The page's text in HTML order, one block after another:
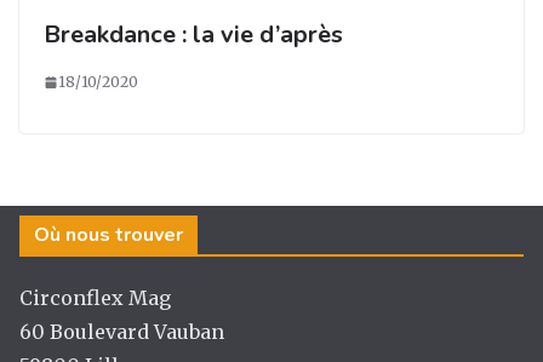
Breakdance : la vie d’après
18/10/2020
Où nous trouver
Circonflex Mag
60 Boulevard Vauban